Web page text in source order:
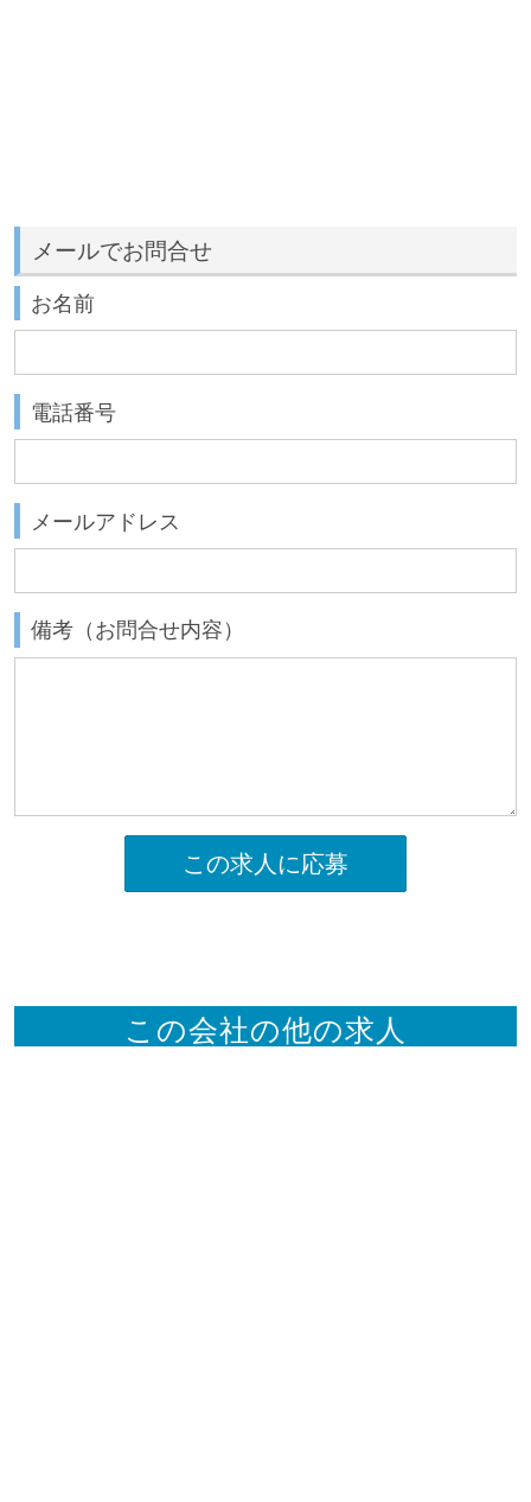
メールでお問合せ
お名前
電話番号
メールアドレス
備考（お問合せ内容）
この求人に応募
この会社の他の求人